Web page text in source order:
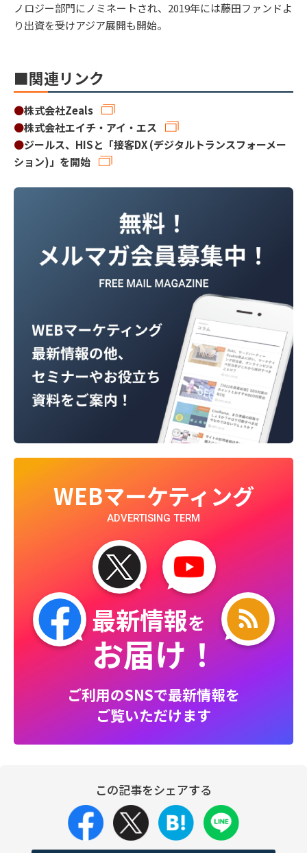
ノロジー部門にノミネートされ、2019年には藤田ファンドよ
り出資を受けアジア展開も開始。
■関連リンク
●株式会社Zeals
●株式会社エイチ・アイ・エス
●ジールス、HISと「接客DX (デジタルトランスフォーメー
ション)」を開始
WEBマーケティング
ADVERTISING TERM
最新情報を
お届け！
ご利用のSNSで最新情報を
ご覧いただけます
この記事をシェアする